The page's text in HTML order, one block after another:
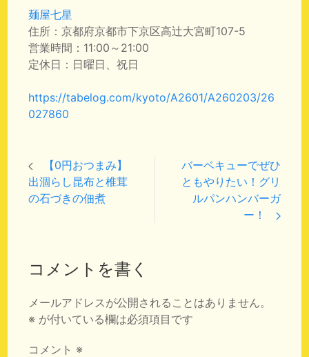
麺屋七星
住所：京都府京都市下京区高辻大宮町107-5
営業時間：11:00～21:00
定休日：日曜日、祝日
https://tabelog.com/kyoto/A2601/A260203/26
027860
【0円おつまみ】
出涸らし昆布と椎茸
の石づきの佃煮
バーベキューでぜひ
ともやりたい！グリ
ルパンハンバーガ
ー！
コメントを書く
メールアドレスが公開されることはありません。
※ が付いている欄は必須項目です
コメント ※